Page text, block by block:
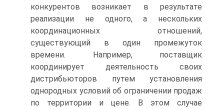
конкурентов возникает в результате
реализации не одного, а не­скольких
координационных отношений,
существующий в один промежуток
времени. Например, поставщик
координирует деятельность своих
дистрибь­юторов путем установления
однородных условий об ограничении продаж
по территории и цене. В этом случае